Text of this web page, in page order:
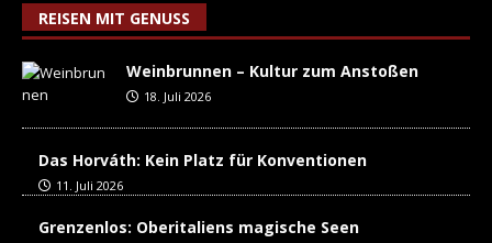
REISEN MIT GENUSS
Weinbrunnen – Kultur zum Anstoßen
18. Juli 2026
Das Horváth: Kein Platz für Konventionen
11. Juli 2026
Grenzenlos: Oberitaliens magische Seen